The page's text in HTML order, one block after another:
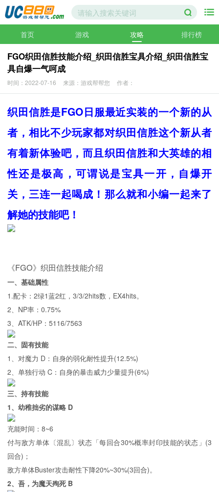
首页 游戏 攻略 排行榜
FGO织田信胜技能介绍_织田信胜宝具介绍_织田信胜宝
具自爆一气呵成
时间：2022-07-16 来源：游戏帮帮您 作者：
织田信胜是FGO日服最近实装的一个新的从
者，相比不少玩家都对织田信胜这个新从者
有着新体验吧，而且织田信胜和大英雄的相
性还是极高，可谓说是宝具一开，自爆开
关，三连一起喝成！那么就和小编一起来了
解她的技能吧！
《FGO》织田信胜技能介绍
一、基础属性
1.配卡：2绿1蓝2红，3/3/2hits数，EX4hits。
2、NP率：0.75%
3、ATK/HP：5116/7563
二、固有技能
1、对魔力 D：自身的弱化耐性提升(12.5%)
2、单独行动 C：自身的暴击威力少量提升(6%)
三、持有技能
1、幼稚拙劣的谋略 D
充能时间：8~6
付与敌方单体〔混乱〕状态「每回合30%概率封印技能的状态」(3
回合)；
敌方单体Buster攻击耐性下降20%~30%(3回合)。
2、吾，为魔天殉死 B